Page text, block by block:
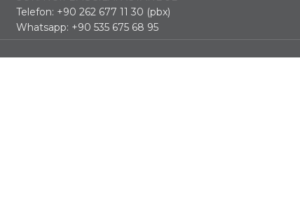
Telefon: +90 262 677 11 30 (pbx)
Whatsapp: +90 535 675 68 95